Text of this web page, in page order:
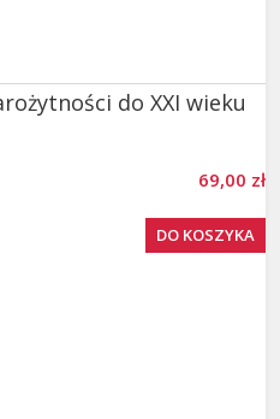
do XXI wieku
69,00 zł
DO KOSZYKA